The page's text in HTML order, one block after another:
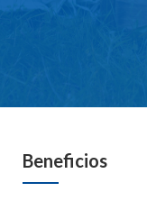
Beneficios